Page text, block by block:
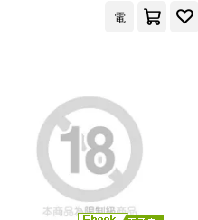
長月達平(3)
香椎佳穂(3)
魚山ケイジ(3)
フライングドッグ(1)
フレーベル館(1)
ブライト出版(1)
電